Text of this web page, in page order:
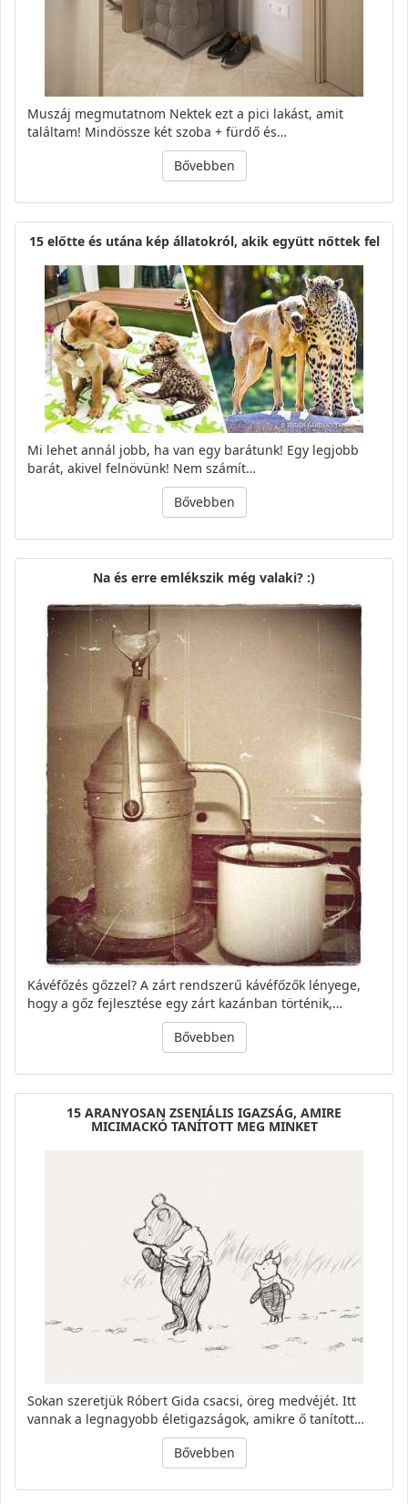
Muszáj megmutatnom Nektek ezt a pici lakást, amit
találtam! Mindössze két szoba + fürdő és…
Bővebben
15 előtte és utána kép állatokról, akik együtt nőttek fel
Mi lehet annál jobb, ha van egy barátunk! Egy legjobb
barát, akivel felnövünk! Nem számít…
Bővebben
Na és erre emlékszik még valaki? :)
Kávéfőzés gőzzel? A zárt rendszerű kávéfőzők lényege,
hogy a gőz fejlesztése egy zárt kazánban történik,…
Bővebben
15 ARANYOSAN ZSENIÁLIS IGAZSÁG, AMIRE
MICIMACKÓ TANÍTOTT MEG MINKET
Sokan szeretjük Róbert Gida csacsi, öreg medvéjét. Itt
vannak a legnagyobb életigazságok, amikre ő tanított…
Bővebben